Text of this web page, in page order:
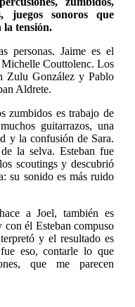
juegos sonoros que
la tensión.
personas. Jaime es el
Couttolenc. Los
Zulu González y Pablo
Aldrete.
zumbidos es trabajo de
guitarrazos, una
y la confusión de Sara.
la selva. Esteban fue
scoutings y descubrió
su sonido es más ruido
a Joel, también es
él Esteban compuso
y el resultado es
eso, contarle lo que
que me parecen